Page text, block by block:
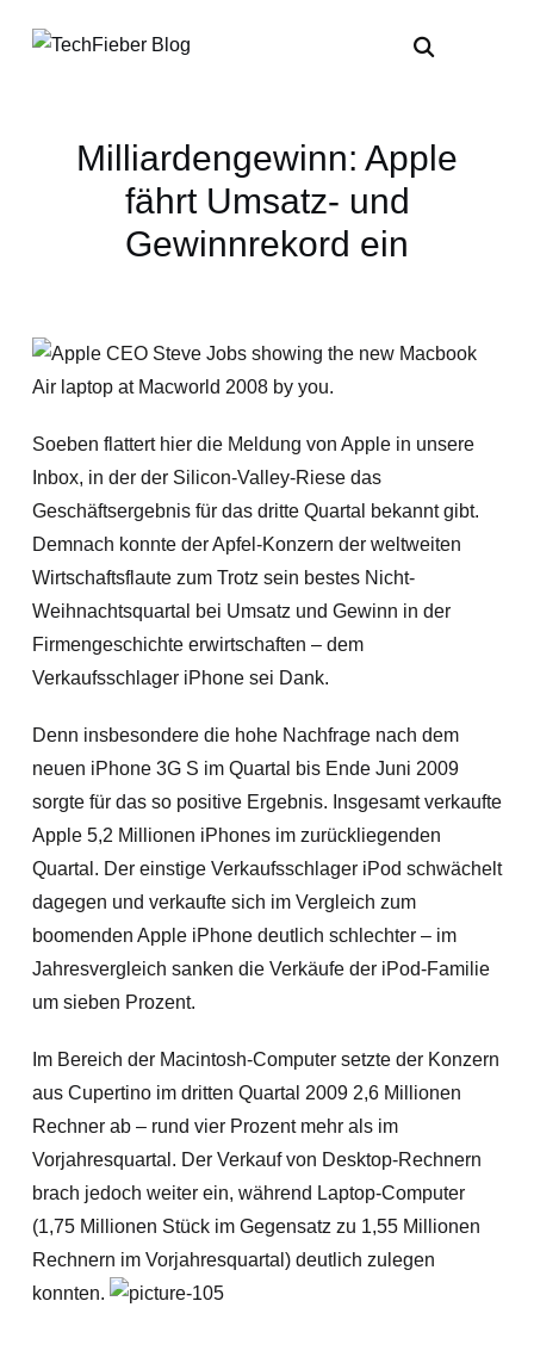
Milliardengewinn: Apple
fährt Umsatz- und
Gewinnrekord ein
Soeben flattert hier die Meldung von Apple in unsere
Inbox, in der der Silicon-Valley-Riese das
Geschäftsergebnis für das dritte Quartal bekannt gibt.
Demnach konnte der Apfel-Konzern der weltweiten
Wirtschaftsflaute zum Trotz sein bestes Nicht-
Weihnachtsquartal bei Umsatz und Gewinn in der
Firmengeschichte erwirtschaften – dem
Verkaufsschlager iPhone sei Dank.
Denn insbesondere die hohe Nachfrage nach dem
neuen iPhone 3G S im Quartal bis Ende Juni 2009
sorgte für das so positive Ergebnis. Insgesamt verkaufte
Apple 5,2 Millionen iPhones im zurückliegenden
Quartal. Der einstige Verkaufsschlager iPod schwächelt
dagegen und verkaufte sich im Vergleich zum
boomenden Apple iPhone deutlich schlechter – im
Jahresvergleich sanken die Verkäufe der iPod-Familie
um sieben Prozent.
Im Bereich der Macintosh-Computer setzte der Konzern
aus Cupertino im dritten Quartal 2009 2,6 Millionen
Rechner ab – rund vier Prozent mehr als im
Vorjahresquartal. Der Verkauf von Desktop-Rechnern
brach jedoch weiter ein, während Laptop-Computer
(1,75 Millionen Stück im Gegensatz zu 1,55 Millionen
Rechnern im Vorjahresquartal) deutlich zulegen
konnten.